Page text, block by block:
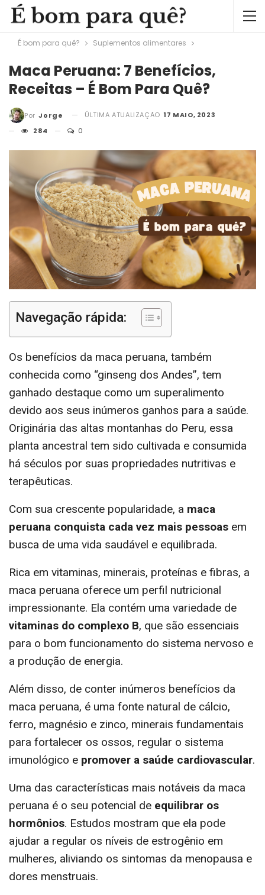
É bom para quê? Suplementos alimentares
Maca Peruana: 7 Benefícios,
Receitas – É Bom Para Quê?
Por Jorge ÚLTIMA ATUALIZAÇÃO 17 MAIO, 2023
284
0
Navegação rápida:
Os benefícios da maca peruana, também
conhecida como “ginseng dos Andes”, tem
ganhado destaque como um superalimento
devido aos seus inúmeros ganhos para a saúde.
Originária das altas montanhas do Peru, essa
planta ancestral tem sido cultivada e consumida
há séculos por suas propriedades nutritivas e
terapêuticas.
Com sua crescente popularidade, a maca
peruana conquista cada vez mais pessoas em
busca de uma vida saudável e equilibrada.
Rica em vitaminas, minerais, proteínas e fibras, a
maca peruana oferece um perfil nutricional
impressionante. Ela contém uma variedade de
vitaminas do complexo B, que são essenciais
para o bom funcionamento do sistema nervoso e
a produção de energia.
Além disso, de conter inúmeros benefícios da
maca peruana, é uma fonte natural de cálcio,
ferro, magnésio e zinco, minerais fundamentais
para fortalecer os ossos, regular o sistema
imunológico e promover a saúde cardiovascular.
Uma das características mais notáveis da maca
peruana é o seu potencial de equilibrar os
hormônios. Estudos mostram que ela pode
ajudar a regular os níveis de estrogênio em
mulheres, aliviando os sintomas da menopausa e
dores menstruais.